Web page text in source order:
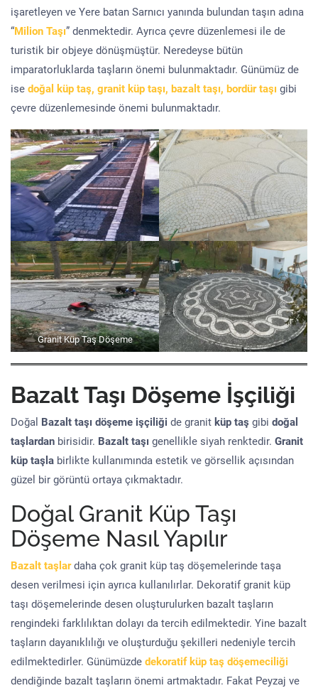
işaretleyen ve Yere batan Sarnıcı yanında bulundan taşın adına
“Milion Taşı” denmektedir. Ayrıca çevre düzenlemesi ile de
turistik bir objeye dönüşmüştür. Neredeyse bütün
imparatorluklarda taşların önemi bulunmaktadır. Günümüz de
ise doğal küp taş, granit küp taşı, bazalt taşı, bordür taşı gibi
çevre düzenlemesinde önemi bulunmaktadır.
Granit Küp Taş Döşeme
Bazalt Taşı Döşeme İşçiliği
Doğal Bazalt taşı döşeme işçiliği de granit küp taş gibi doğal
taşlardan birisidir. Bazalt taşı genellikle siyah renktedir. Granit
küp taşla birlikte kullanımında estetik ve görsellik açısından
güzel bir görüntü ortaya çıkmaktadır.
Doğal Granit Küp Taşı
Döşeme Nasıl Yapılır
Bazalt taşlardaha çok granit küp taş döşemelerinde taşa
desen verilmesi için ayrıca kullanılırlar. Dekoratif granit küp
taşı döşemelerinde desen oluşturulurken bazalt taşların
rengindeki farklılıktan dolayı da tercih edilmektedir. Yine bazalt
taşların dayanıklılığı ve oluşturduğu şekilleri nedeniyle tercih
edilmektedirler. Günümüzde dekoratif küp taş döşemeciliği
dendiğinde bazalt taşların önemi artmaktadır. Fakat Peyzaj ve